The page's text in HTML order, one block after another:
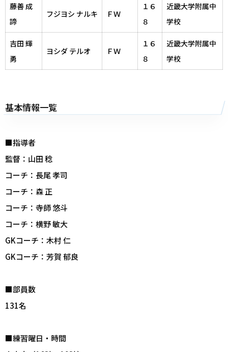
藤善 成
諦
フジヨシ ナルキ ＦＷ
１６
８
近畿大学附属中
学校
吉田 輝
勇
ヨシダ テルオ ＦＷ
１６
８
近畿大学附属中
学校
基本情報一覧
■指導者
監督：山田 稔
コーチ：長尾 孝司
コーチ：森 正
コーチ：寺師 悠斗
コーチ：横野 敏大
GKコーチ：木村 仁
GKコーチ：芳賀 郁良
■部員数
131名
■練習曜日・時間